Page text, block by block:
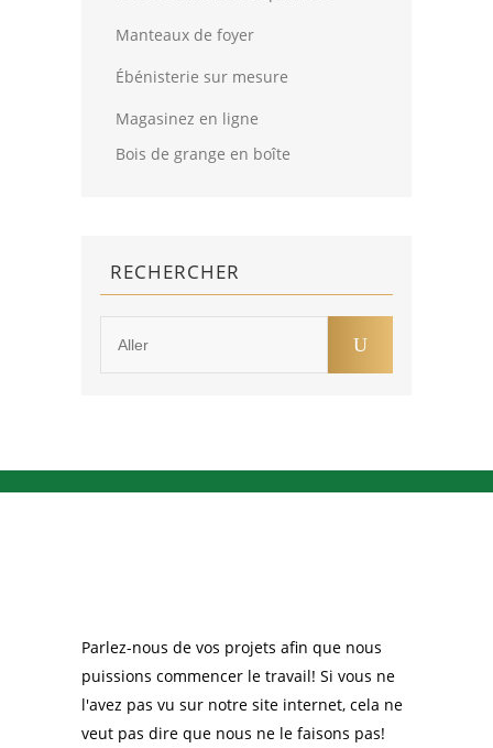
Manteaux de foyer
Ébénisterie sur mesure
Magasinez en ligne
Bois de grange en boîte
RECHERCHER
Parlez-nous de vos projets afin que nous
puissions commencer le travail! Si vous ne
l'avez pas vu sur notre site internet, cela ne
veut pas dire que nous ne le faisons pas!